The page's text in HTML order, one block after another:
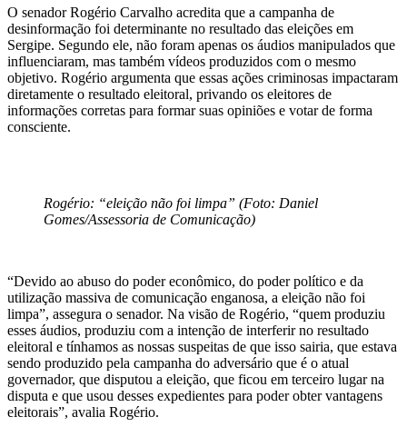
O senador Rogério Carvalho acredita que a campanha de
desinformação foi determinante no resultado das eleições em
Sergipe. Segundo ele, não foram apenas os áudios manipulados que
influenciaram, mas também vídeos produzidos com o mesmo
objetivo. Rogério argumenta que essas ações criminosas impactaram
diretamente o resultado eleitoral, privando os eleitores de
informações corretas para formar suas opiniões e votar de forma
consciente.
Rogério: “eleição não foi limpa” (Foto: Daniel
Gomes/Assessoria de Comunicação)
“Devido ao abuso do poder econômico, do poder político e da
utilização massiva de comunicação enganosa, a eleição não foi
limpa”, assegura o senador. Na visão de Rogério, “quem produziu
esses áudios, produziu com a intenção de interferir no resultado
eleitoral e tínhamos as nossas suspeitas de que isso sairia, que estava
sendo produzido pela campanha do adversário que é o atual
governador, que disputou a eleição, que ficou em terceiro lugar na
disputa e que usou desses expedientes para poder obter vantagens
eleitorais”, avalia Rogério.